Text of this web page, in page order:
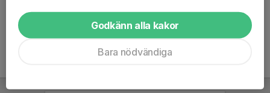
Vårcup 2023
Godkänn alla kakor
Bara nödvändiga